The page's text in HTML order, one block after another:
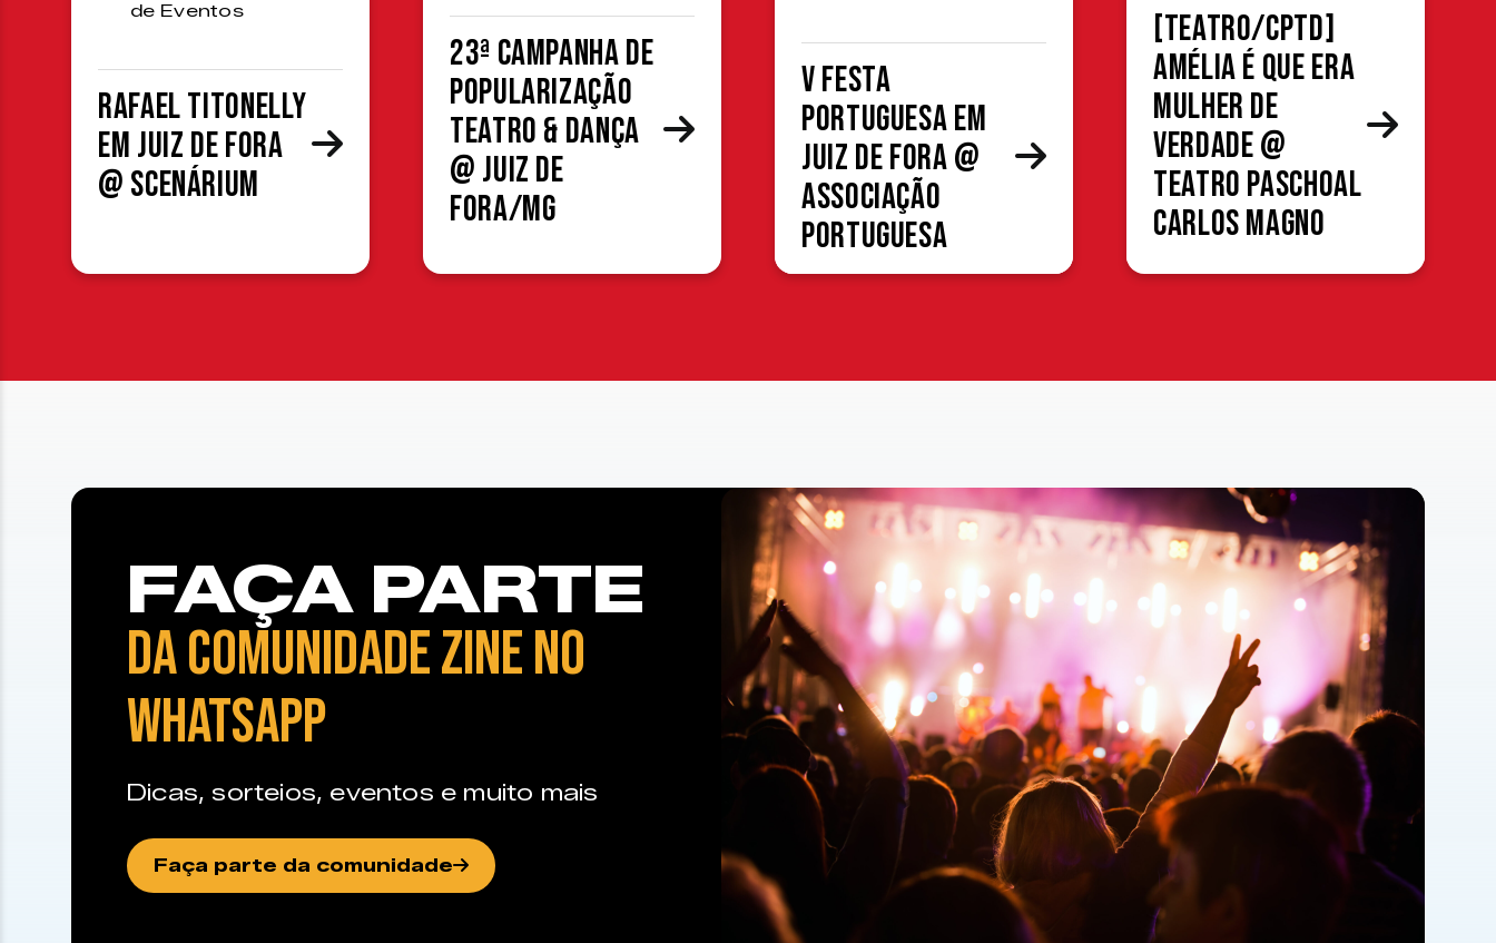
de Eventos
Rafael Titonelly
em Juiz de Fora
@ Scenárium
23ª Campanha de
Popularização
Teatro & Dança
@ Juiz de
Fora/MG
V Festa
Portuguesa em
Juiz de Fora @
Associação
Portuguesa
[TEATRO/CPTD]
Amélia é que era
mulher de
verdade @
Teatro Paschoal
Carlos Magno
FAÇA PARTE
DA COMUNIDADE ZINE NO
WHATSAPP
Dicas, sorteios, eventos e muito mais
Faça parte da comunidade